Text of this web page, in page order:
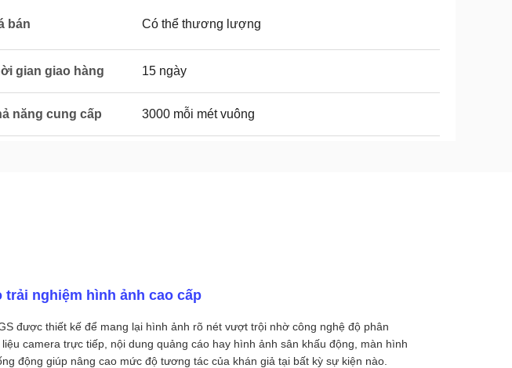
bán Có thể thương lượng
gian giao hàng 15 ngày
năng cung cấp 3000 mỗi mét vuông
nghiệm hình ảnh cao cấp
được thiết kế để mang lại hình ảnh rõ nét vượt trội nhờ công nghệ độ phân
camera trực tiếp, nội dung quảng cáo hay hình ảnh sân khấu động, màn hình
động giúp nâng cao mức độ tương tác của khán giả tại bất kỳ sự kiện nào.